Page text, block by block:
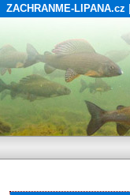
ZACHRANME-LIPANA.cz